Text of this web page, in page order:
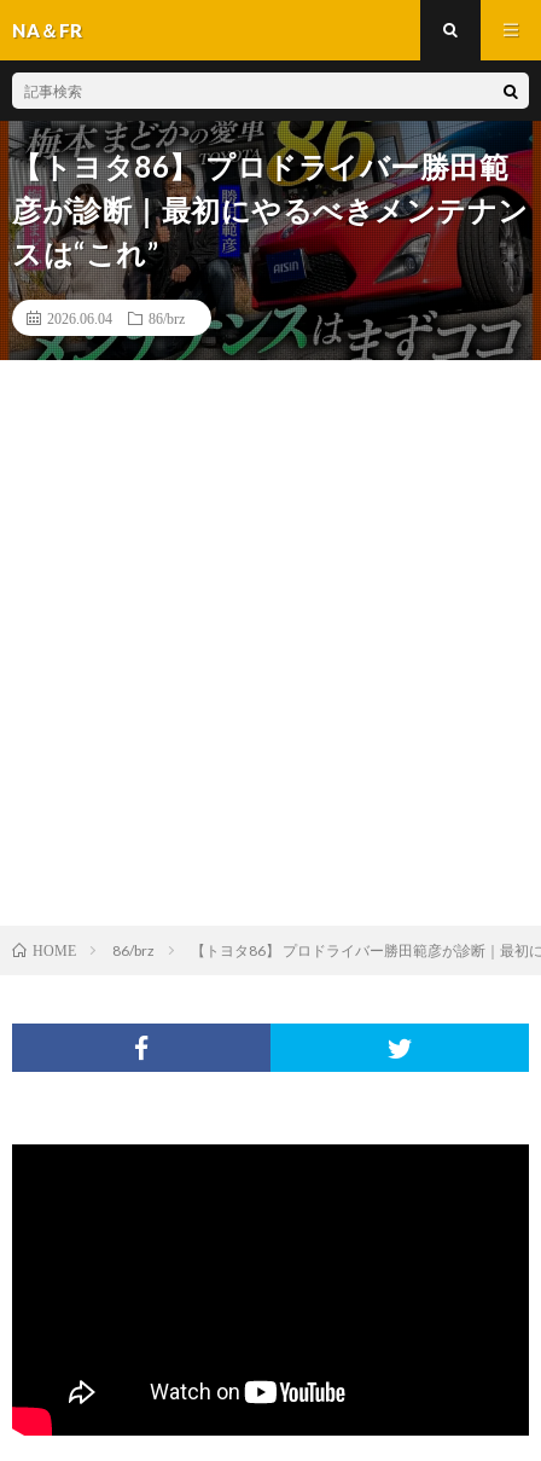
NA＆FR
【トヨタ86】 プロドライバー勝田範
彦が診断｜最初にやるべきメンテナン
スは“これ”
2026.06.04 86/brz
HOME 86/brz 【トヨタ86】 プロドライバー勝田範彦が診断｜最初